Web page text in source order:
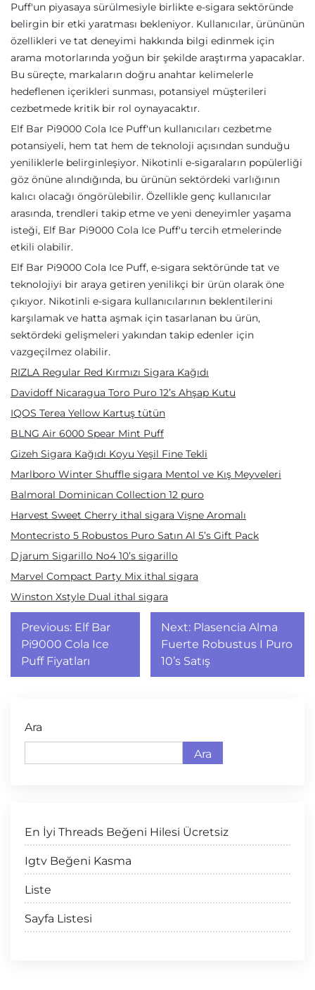
Puff'un piyasaya sürülmesiyle birlikte e-sigara sektöründe
belirgin bir etki yaratması bekleniyor. Kullanıcılar, ürününün
özellikleri ve tat deneyimi hakkında bilgi edinmek için
arama motorlarında yoğun bir şekilde araştırma yapacaklar.
Bu süreçte, markaların doğru anahtar kelimelerle
hedeflenen içerikleri sunması, potansiyel müşterileri
cezbetmede kritik bir rol oynayacaktır.
Elf Bar Pi9000 Cola Ice Puff'un kullanıcıları cezbetme
potansiyeli, hem tat hem de teknoloji açısından sunduğu
yeniliklerle belirginleşiyor. Nikotinli e-sigaraların popülerliği
göz önüne alındığında, bu ürünün sektördeki varlığının
kalıcı olacağı öngörülebilir. Özellikle genç kullanıcılar
arasında, trendleri takip etme ve yeni deneyimler yaşama
isteği, Elf Bar Pi9000 Cola Ice Puff'u tercih etmelerinde
etkili olabilir.
Elf Bar Pi9000 Cola Ice Puff, e-sigara sektöründe tat ve
teknolojiyi bir araya getiren yenilikçi bir ürün olarak öne
çıkıyor. Nikotinli e-sigara kullanıcılarının beklentilerini
karşılamak ve hatta aşmak için tasarlanan bu ürün,
sektördeki gelişmeleri yakından takip edenler için
vazgeçilmez olabilir.
RIZLA Regular Red Kırmızı Sigara Kağıdı
Davidoff Nicaragua Toro Puro 12’s Ahşap Kutu
IQOS Terea Yellow Kartuş tütün
BLNG Air 6000 Spear Mint Puff
Gizeh Sigara Kağıdı Koyu Yeşil Fine Tekli
Marlboro Winter Shuffle sigara Mentol ve Kış Meyveleri
Balmoral Dominican Collection 12 puro
Harvest Sweet Cherry ithal sigara Vişne Aromalı
Montecristo 5 Robustos Puro Satın Al 5’s Gift Pack
Djarum Sigarillo No4 10’s sigarillo
Marvel Compact Party Mix ithal sigara
Winston Xstyle Dual ithal sigara
Yazı
gezinmesi
Previous: Elf Bar
Pi9000 Cola Ice
Puff Fiyatları
Next: Plasencia Alma
Fuerte Robustus I Puro
10’s Satış
Ara
Ara
En İyi Threads Beğeni Hilesi Ücretsiz
Igtv Beğeni Kasma
Liste
Sayfa Listesi